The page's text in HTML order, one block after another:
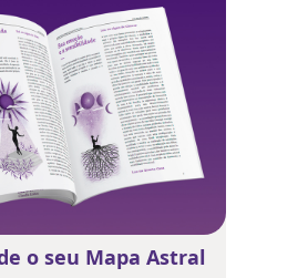
o seu Mapa Astral